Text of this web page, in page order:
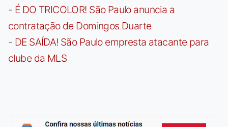
- É DO TRICOLOR! São Paulo anuncia a
contratação de Domingos Duarte
- DE SAÍDA! São Paulo empresta atacante para
clube da MLS